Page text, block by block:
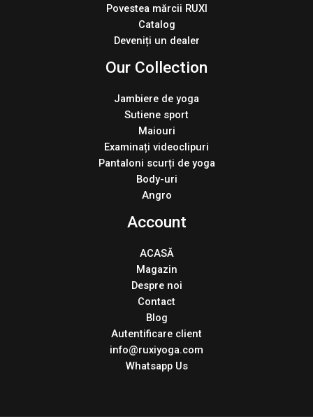
Povestea mărcii RUXI
Catalog
Deveniți un dealer
Our Collection
Jambiere de yoga
Sutiene sport
Maiouri
Examinați videoclipuri
Pantaloni scurți de yoga
Body-uri
Angro
Account
ACASĂ
Magazin
Despre noi
Contact
Blog
Autentificare client
info@ruxiyoga.com
Whatsapp Us